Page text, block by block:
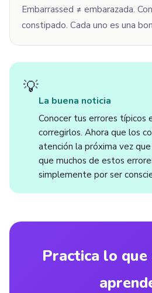
Embarrassed ≠ embarazada.
constipado. Cada uno es una
💡
La buena noticia
Conocer tus errores típicos
corregirlos. Ahora que los
atención la próxima vez
que muchos de estos
simplemente por ser
Practica lo que